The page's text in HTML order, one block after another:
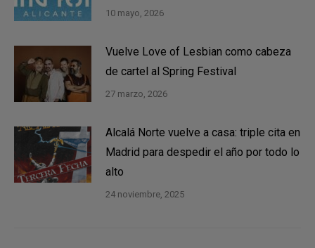
10 mayo, 2026
Vuelve Love of Lesbian como cabeza
de cartel al Spring Festival
27 marzo, 2026
Alcalá Norte vuelve a casa: triple cita en
Madrid para despedir el año por todo lo
alto
24 noviembre, 2025